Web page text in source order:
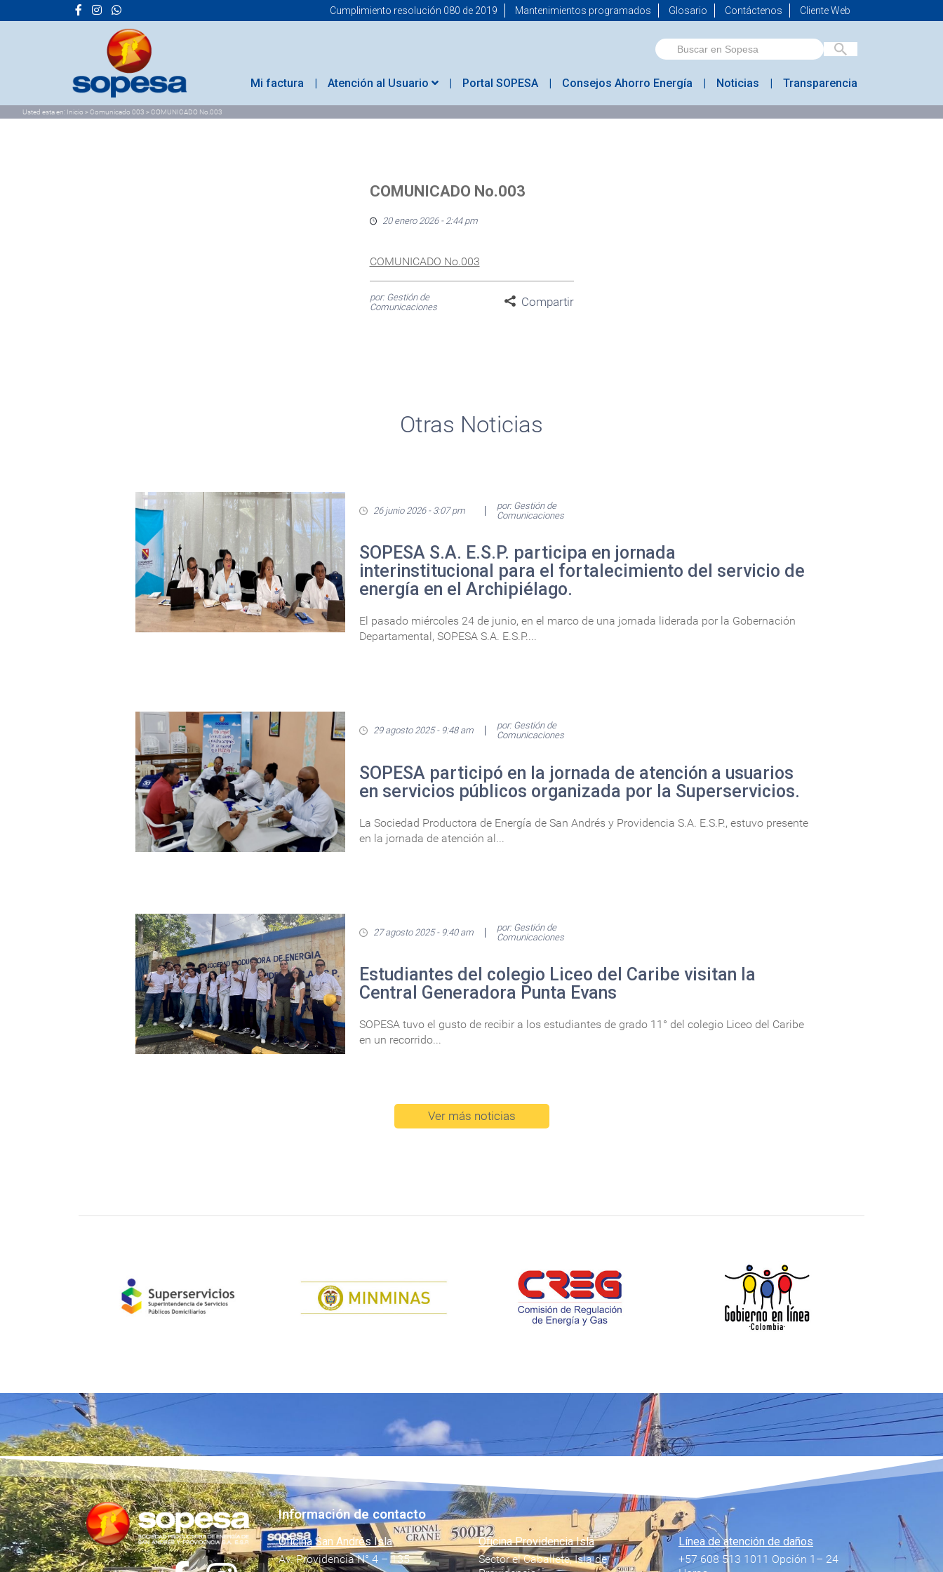
Cumplimiento resolución 080 de 2019 Mantenimientos programados Glosario Contáctenos Cliente Web
Mi factura Atención al Usuario Portal SOPESA Consejos Ahorro Energía Noticias Transparencia
Usted esta en: Inicio > Comunicado 003 > COMUNICADO No.003
COMUNICADO No.003
20 enero 2026 - 2:44 pm
COMUNICADO No.003
por: Gestión de
Comunicaciones
Compartir
Otras Noticias
26 junio 2026 - 3:07 pm
por: Gestión de
Comunicaciones
SOPESA S.A. E.S.P. participa en jornada
interinstitucional para el fortalecimiento del servicio de
energía en el Archipiélago.
El pasado miércoles 24 de junio, en el marco de una jornada liderada por la Gobernación
Departamental, SOPESA S.A. E.S.P....
29 agosto 2025 - 9:48 am
por: Gestión de
Comunicaciones
SOPESA participó en la jornada de atención a usuarios
en servicios públicos organizada por la Superservicios.
La Sociedad Productora de Energía de San Andrés y Providencia S.A. E.S.P., estuvo presente
en la jornada de atención al...
27 agosto 2025 - 9:40 am
por: Gestión de
Comunicaciones
Estudiantes del colegio Liceo del Caribe visitan la
Central Generadora Punta Evans
SOPESA tuvo el gusto de recibir a los estudiantes de grado 11° del colegio Liceo del Caribe
en un recorrido...
Ver más noticias
Información de contacto
Oficina San Andrés Isla
Av. Providencia N° 4 – 135
Oficina Providencia Isla
Sector el Caballete, Isla de
Línea de atención de daños
+57 608 513 1011 Opción 1– 24